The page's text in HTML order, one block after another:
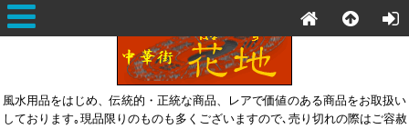
風水用品をはじめ、伝統的・正統な商品、レアで価値のある商品をお取扱い
しております｡現品限りのものも多くございますので､売り切れの際はご容赦